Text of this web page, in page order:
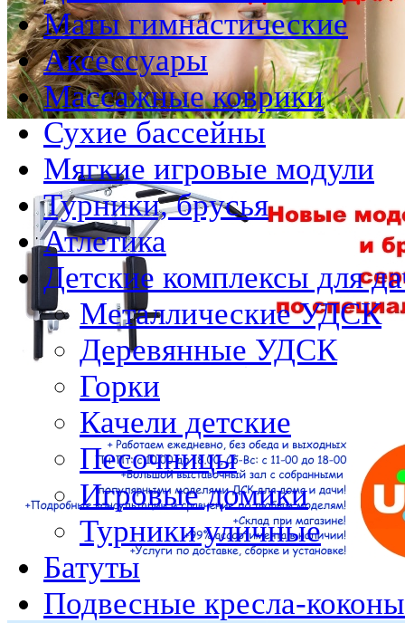
Маты гимнастические
Аксессуары
Массажные коврики
Сухие бассейны
Мягкие игровые модули
Турники, брусья
Атлетика
Детские комплексы для
Металлические УДСК
Деревянные УДСК
Горки
Качели детские
Песочницы
Игровые домики
Турники уличные
Батуты
Подвесные кресла-коконы